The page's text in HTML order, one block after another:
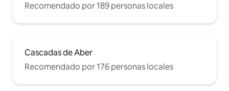
Recomendado por 189 personas locales
Cascadas de Aber
Recomendado por 176 personas locales